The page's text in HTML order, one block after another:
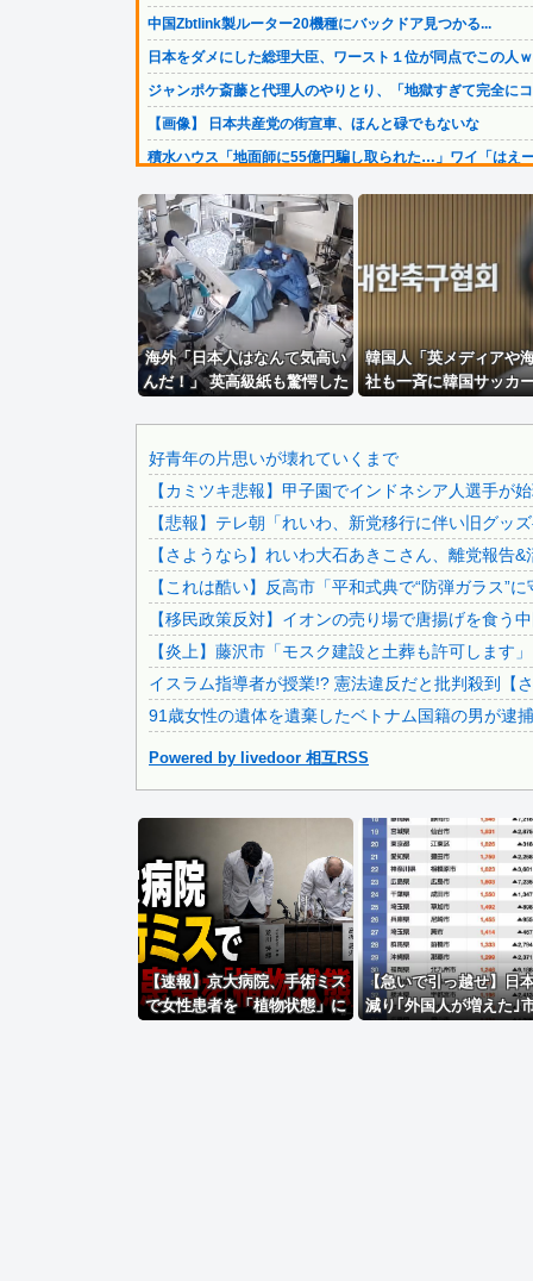
中国Zbtlink製ルーター20機種にバックドア見つかる...
日本をダメにした総理大臣、ワースト１位が同点でこの人
ジャンポケ斎藤と代理人のやりとり、「地獄すぎて完全に
【画像】 日本共産党の街宣車、ほんと碌でもないな
積水ハウス「地面師に55億円騙し取られた…」ワイ「はえ
【悲報】 ドル円、年末150円割れへｗｗｗｗｗ
【動画】自動ドアの仕組みを理解した富山のツバメが賢い。
【ボンバーガール】KONAMI「最愛チアモ」プライズフィ...
イベント派遣で陰湿にいじられていた地味な男性スタッフ。
滝沢秀明社長、熊本入り示唆「男手が必要。時間を見つけ
中国の海警局と海軍の船が衝突2人死亡 南シナ海でフィリ
【動画】移民受け入れ派のパヨおば、自分の家に来られた
【九州名物】鶏刺し食べた医師、全身麻痺へ…「死んだほ
【画像】エレン・ベーカー先生で抜いてしまった・・・
韓国サッカーのイメージが墜落
結婚式の二次会で知り合った娘達と乱交した話
石破茂前総理「ウクライナが核放棄しなければロシア侵攻
ベッセント財務長官は円高に協力してほしそうにこっちを
日本をダメにした総理大臣、ワースト１位が同点でこの人
【画像】 まま「なんかプール入ってたら学生にめっちゃ見
出張から帰ったら、嫁の顔が青ざめていた。俺「一体何が
賃貸物件を内覧中、ベランダに出たら突然ゾワッと両腕に
Powered by livedoor 相互RSS
海外「日本人はなんて気高い
んだ！」 英高級紙も驚愕した
が衝撃
韓国人「英メディアや
社も一斉に韓国サッカ
道！」→「国際的な信
好青年の片思いが壊れていくまで
【カミツキ悲報】甲子園でインドネシア人選手が
【悲報】テレ朝「れいわ、新党移行に伴い旧グッ
【さようなら】れいわ大石あきこさん、離党報告
【これは酷い】反高市「平和式典で“防弾ガラス”
【移民政策反対】イオンの売り場で唐揚げを食う
【炎上】藤沢市「モスク建設と土葬も許可します
イスラム指導者が授業!? 憲法違反だと批判殺到【さ
91歳女性の遺体を遺棄したベトナム国籍の男が逮
Powered by livedoor 相互RSS
【速報】京大病院、手術ミス
で女性患者を「植物状態」に
【急いで引っ越せ】日
減り｢外国人が増えた｣